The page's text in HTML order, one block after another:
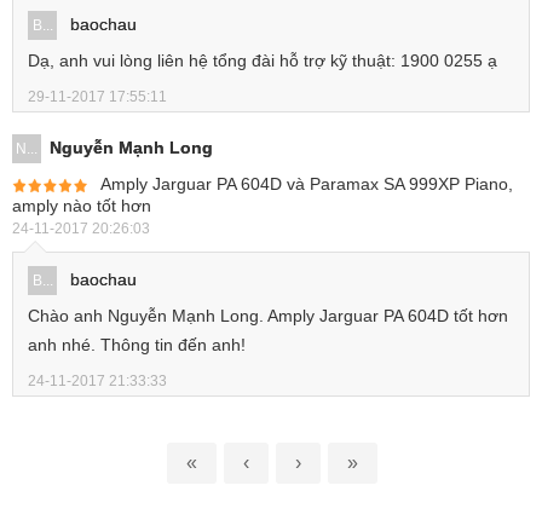
B...
baochau
Dạ, anh vui lòng liên hệ tổng đài hỗ trợ kỹ thuật: 1900 0255 ạ
29-11-2017 17:55:11
N...
Nguyễn Mạnh Long
Amply Jarguar PA 604D và Paramax SA 999XP Piano,
amply nào tốt hơn
24-11-2017 20:26:03
B...
baochau
Chào anh Nguyễn Mạnh Long. Amply Jarguar PA 604D tốt hơn
anh nhé. Thông tin đến anh!
24-11-2017 21:33:33
« ‹ › »